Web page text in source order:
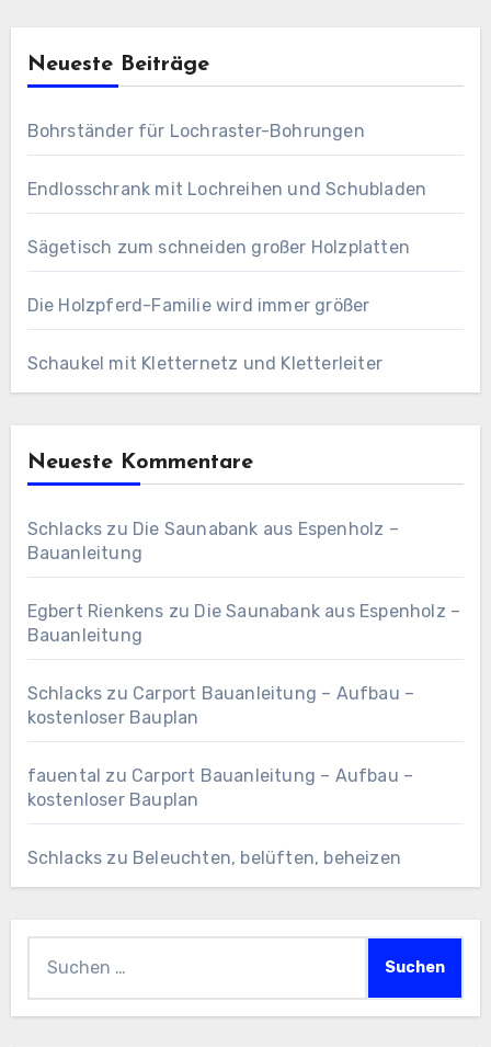
Neueste Beiträge
Bohrständer für Lochraster-Bohrungen
Endlosschrank mit Lochreihen und Schubladen
Sägetisch zum schneiden großer Holzplatten
Die Holzpferd-Familie wird immer größer
Schaukel mit Kletternetz und Kletterleiter
Neueste Kommentare
Schlacks zu Die Saunabank aus Espenholz –
Bauanleitung
Egbert Rienkens zu Die Saunabank aus Espenholz –
Bauanleitung
Schlacks zu Carport Bauanleitung – Aufbau –
kostenloser Bauplan
fauental zu Carport Bauanleitung – Aufbau –
kostenloser Bauplan
Schlacks zu Beleuchten, belüften, beheizen
nach: